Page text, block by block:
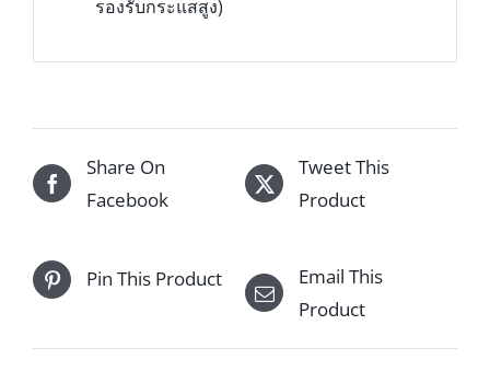
รองรับกระแสสูง)
Share On
Facebook
Tweet This
Product
Pin This Product
Email This
Product